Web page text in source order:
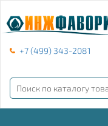
+7 (499) 343-2081